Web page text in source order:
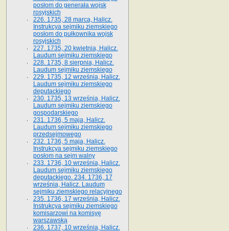
posłom do generała wojsk
rosyjskich
226. 1735, 28 marca, Halicz.
Instrukcya sejmiku ziemskiego
posłom do pułkownika wojsk
rosyjskich
227. 1735, 20 kwietnia, Halicz.
Laudum sejmiku ziemskiego
228. 1735, 8 sierpnia, Halicz.
Laudum sejmiku ziemskiego
229. 1735, 12 września, Halicz.
Laudum sejmiku ziemskiego
deputackiego
230. 1735, 13 września, Halicz.
Laudum sejmiku ziemskiego
gospodarskiego
231. 1736, 5 maja, Halicz.
Laudum sejmiku ziemskiego
przedsejmowego
232. 1736, 5 maja, Halicz.
Instrukcya sejmiku ziemskiego
posłom na sejm walny
233. 1736, 10 września, Halicz.
Laudum sejmiku ziemskiego
deputackiego. 234. 1736, 17
września, Halicz. Laudum
sejmiku ziemskiego relacyjnego
235. 1736, 17 września, Halicz.
Instrukcya sejmiku ziemskiego
komisarzowi na komisyę
warszawską
236. 1737, 10 września, Halicz.